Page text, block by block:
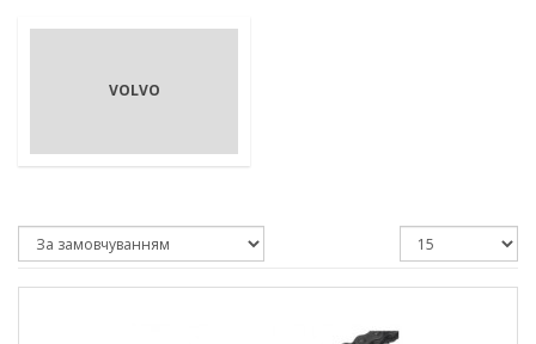
VOLVO